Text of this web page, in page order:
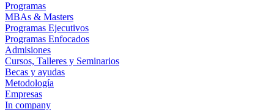
Programas
MBAs & Masters
Programas Ejecutivos
Programas Enfocados
Admisiones
Cursos, Talleres y Seminarios
Becas y ayudas
Metodología
Empresas
In company